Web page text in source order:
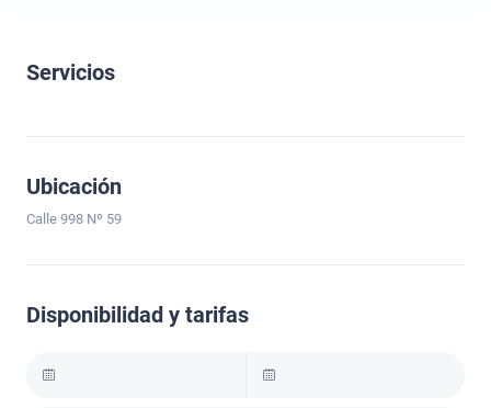
Servicios
Ubicación
Calle 998 Nº 59
Disponibilidad y tarifas